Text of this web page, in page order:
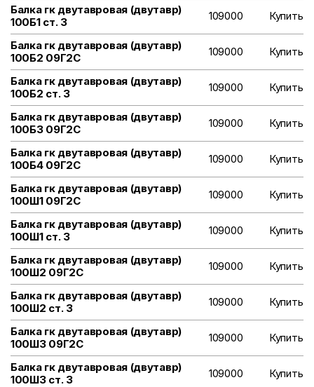
Балка гк двутавровая (двутавр)
100Б1 ст. 3
109000 Купить
Балка гк двутавровая (двутавр)
100Б2 09Г2С
109000 Купить
Балка гк двутавровая (двутавр)
100Б2 ст. 3
109000 Купить
Балка гк двутавровая (двутавр)
100Б3 09Г2С
109000 Купить
Балка гк двутавровая (двутавр)
100Б4 09Г2С
109000 Купить
Балка гк двутавровая (двутавр)
100Ш1 09Г2С
109000 Купить
Балка гк двутавровая (двутавр)
100Ш1 ст. 3
109000 Купить
Балка гк двутавровая (двутавр)
100Ш2 09Г2С
109000 Купить
Балка гк двутавровая (двутавр)
100Ш2 ст. 3
109000 Купить
Балка гк двутавровая (двутавр)
100Ш3 09Г2С
109000 Купить
Балка гк двутавровая (двутавр)
100Ш3 ст. 3
109000 Купить